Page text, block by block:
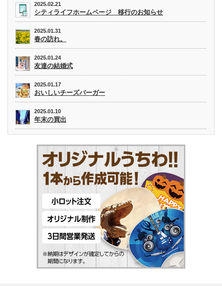
2025.02.21
シティライフホームページ 移行のお知らせ
2025.01.31
春の訪れ。
2025.01.24
友達の結婚式
2025.01.17
おいしいチーズバーガー
2025.01.10
年末の買出